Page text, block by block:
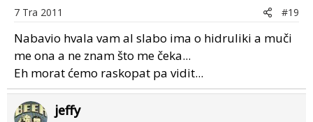
7 Tra 2011 #19
Nabavio hvala vam al slabo ima o hidruliki a muči
me ona a ne znam što me čeka...
Eh morat ćemo raskopat pa vidit...
jeffy